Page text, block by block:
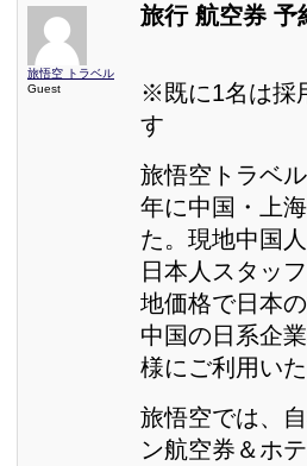
旅悟空 トラベル
Guest
旅行 航空券
※既に1名は採
す
旅悟空トラベ
年に中国・上
た。現地中国
日本人スタッ
地価格で日本
中国の日系企
様にご利用い
旅悟空では、
ン航空券＆ホ